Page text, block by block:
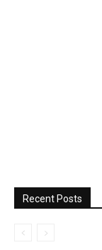
Recent Posts